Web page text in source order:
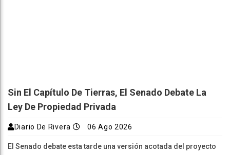
Sin El Capítulo De Tierras, El Senado Debate La
Ley De Propiedad Privada
Diario De Rivera 06 Ago 2026
El Senado debate esta tarde una versión acotada del proyecto